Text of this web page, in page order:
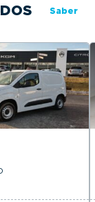
Saber